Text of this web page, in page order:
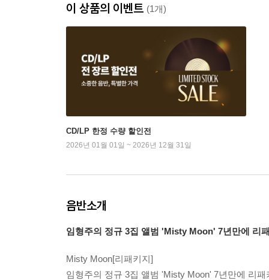
이 상품의 이벤트 (1개)
CD/LP 한정 수량 할인전
2026년 01월 01일 ~ 2026년 12월 31일
음반소개
임형주의 정규 3집 앨범 'Misty Moon' 7년만에 리
Misty Moon[리패키지]
임형주의 정규 3집 앨범 'Misty Moon' 7년만에 리